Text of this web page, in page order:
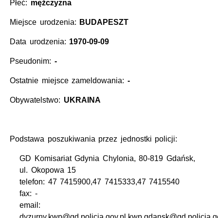
Płeć: mężczyzna
Miejsce urodzenia: BUDAPESZT
Data urodzenia: 1970-09-09
Pseudonim: -
Ostatnie miejsce zameldowania: -
Obywatelstwo: UKRAINA
Podstawa poszukiwania przez jednostki policji:
GD Komisariat Gdynia Chylonia, 80-819 Gdańsk,
ul. Okopowa 15
telefon: 47 7415900,47 7415333,47 7415540
fax: -
email: